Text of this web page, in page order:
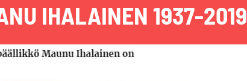
IHALAINEN 1937-2019